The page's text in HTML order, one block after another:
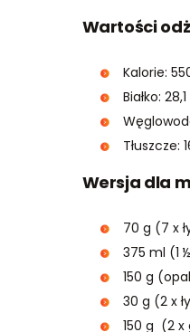
Wartości
Kalorie:
Białko:
Tłuszcze:
Wersja dla
70 g (7 x
375 ml (1
150 g
30 g (2 x
150 g (2 x